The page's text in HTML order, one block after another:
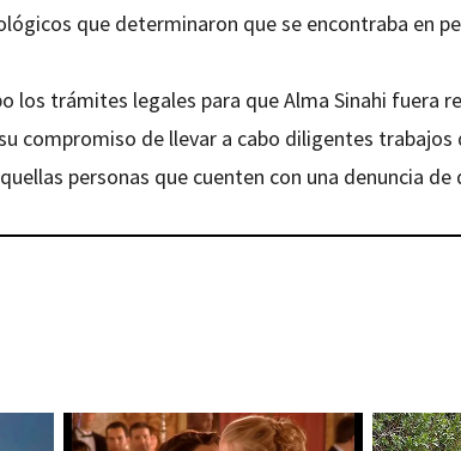
que determinaron que se encontraba en
los trámites legales para que Alma Sinahi fuera
compromiso de llevar a cabo diligentes trabajos
personas que cuenten con una denuncia de